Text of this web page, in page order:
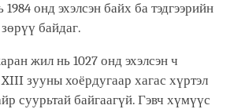
онд эхэлсэн байх ба тэдгээрийн
байдаг.
жил нь 1027 онд эхэлсэн ч
зууны хоёрдугаар хагас хүртэл
суурьтай байгаагүй. Гэвч хүмүүс